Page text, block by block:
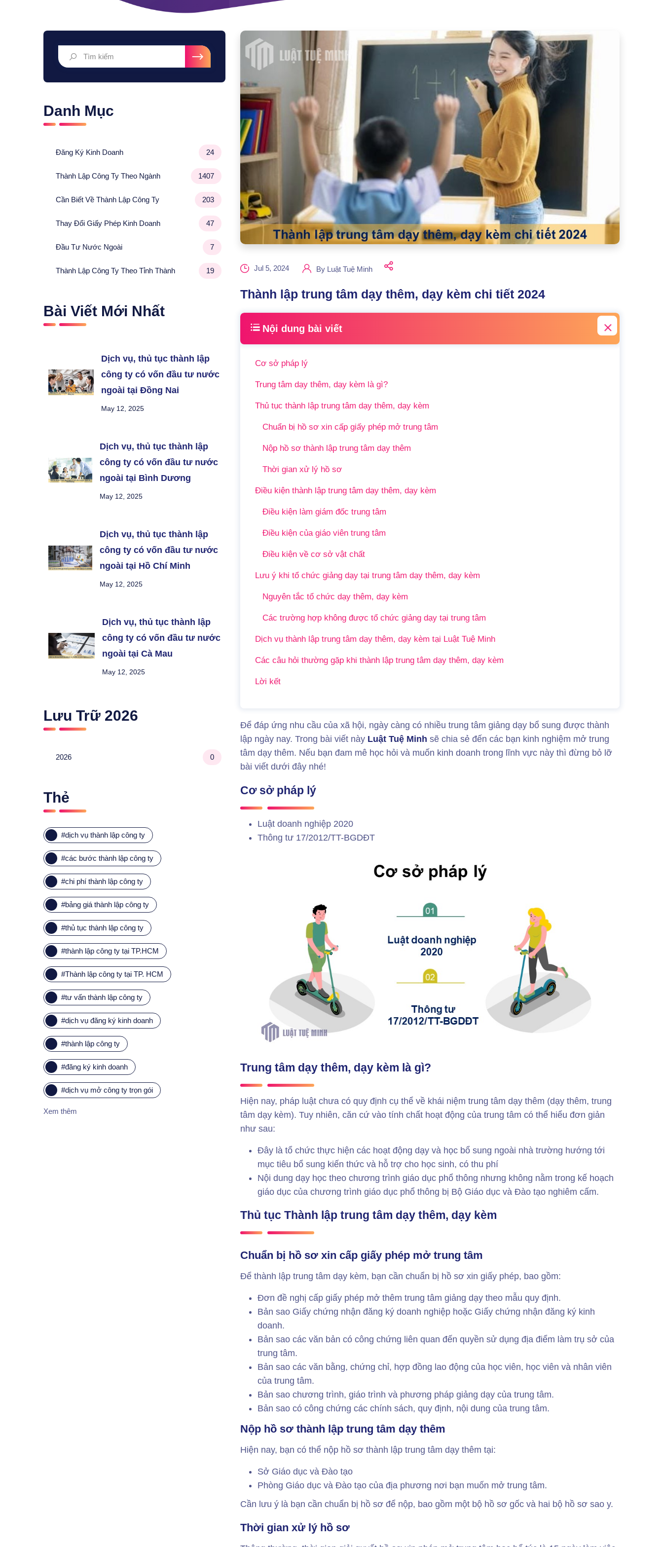
Danh Mục
Đăng Ký Kinh Doanh 24
Thành Lập Công Ty Theo Ngành 1407
Cần Biết Về Thành Lập Công Ty 203
Thay Đổi Giấy Phép Kinh Doanh 47
Đầu Tư Nước Ngoài 7
Thành Lập Công Ty Theo Tỉnh Thành 19
Bài Viết Mới Nhất
Dịch vụ, thủ tục thành lập
công ty có vốn đầu tư nước
ngoài tại Đồng Nai
May 12, 2025
Dịch vụ, thủ tục thành lập
công ty có vốn đầu tư nước
ngoài tại Bình Dương
May 12, 2025
Dịch vụ, thủ tục thành lập
công ty có vốn đầu tư nước
ngoài tại Hồ Chí Minh
May 12, 2025
Dịch vụ, thủ tục thành lập
công ty có vốn đầu tư nước
ngoài tại Cà Mau
May 12, 2025
Lưu Trữ 2026
2026 0
Thẻ
#dịch vụ thành lập công ty
#các bước thành lập công ty
#chi phí thành lập công ty
#bảng giá thành lập công ty
#thủ tục thành lập công ty
#thành lập công ty tại TP.HCM
#Thành lập công ty tại TP. HCM
#tư vấn thành lập công ty
#dịch vụ đăng ký kinh doanh
#thành lập công ty
#đăng ký kinh doanh
#dịch vụ mở công ty trọn gói
Xem thêm
Jul 5, 2024 By Luật Tuệ Minh
Thành lập trung tâm dạy thêm, dạy kèm chi tiết 2024
Nội dung bài viết
Cơ sở pháp lý
Trung tâm dạy thêm, dạy kèm là gì?
Thủ tục thành lập trung tâm dạy thêm, dạy kèm
Chuẩn bị hồ sơ xin cấp giấy phép mở trung tâm
Nộp hồ sơ thành lập trung tâm dạy thêm
Thời gian xử lý hồ sơ
Điều kiện thành lập trung tâm dạy thêm, dạy kèm
Điều kiện làm giám đốc trung tâm
Điều kiện của giáo viên trung tâm
Điều kiện về cơ sở vật chất
Lưu ý khi tổ chức giảng dạy tại trung tâm dạy thêm, dạy kèm
Nguyên tắc tổ chức dạy thêm, dạy kèm
Các trường hợp không được tổ chức giảng dạy tại trung tâm
Dịch vụ thành lập trung tâm dạy thêm, dạy kèm tại Luật Tuệ Minh
Các câu hỏi thường gặp khi thành lập trung tâm dạy thêm, dạy kèm
Lời kết
Để đáp ứng nhu cầu của xã hội, ngày càng có nhiều trung tâm giảng dạy bổ sung được thành
lập ngày nay. Trong bài viết này Luật Tuệ Minh sẽ chia sẻ đến các bạn kinh nghiệm mở trung
tâm dạy thêm. Nếu bạn đam mê học hỏi và muốn kinh doanh trong lĩnh vực này thì đừng bỏ lỡ
bài viết dưới đây nhé!
Cơ sở pháp lý
Luật doanh nghiệp 2020
Thông tư 17/2012/TT-BGDĐT
Trung tâm dạy thêm, dạy kèm là gì?
Hiện nay, pháp luật chưa có quy định cụ thể về khái niệm trung tâm dạy thêm (dạy thêm, trung
tâm dạy kèm). Tuy nhiên, căn cứ vào tính chất hoạt động của trung tâm có thể hiểu đơn giản
như sau:
Đây là tổ chức thực hiện các hoạt động dạy và học bổ sung ngoài nhà trường hướng tới
mục tiêu bổ sung kiến ​​thức và hỗ trợ cho học sinh, có thu phí
Nội dung dạy học theo chương trình giáo dục phổ thông nhưng không nằm trong kế hoạch
giáo dục của chương trình giáo dục phổ thông bị Bộ Giáo dục và Đào tạo nghiêm cấm.
Thủ tục Thành lập trung tâm dạy thêm, dạy kèm
Chuẩn bị hồ sơ xin cấp giấy phép mở trung tâm
Để thành lập trung tâm dạy kèm, bạn cần chuẩn bị hồ sơ xin giấy phép, bao gồm:
Đơn đề nghị cấp giấy phép mở thêm trung tâm giảng dạy theo mẫu quy định.
Bản sao Giấy chứng nhận đăng ký doanh nghiệp hoặc Giấy chứng nhận đăng ký kinh
doanh.
Bản sao các văn bản có công chứng liên quan đến quyền sử dụng địa điểm làm trụ sở của
trung tâm.
Bản sao các văn bằng, chứng chỉ, hợp đồng lao động của học viên, học viên và nhân viên
của trung tâm.
Bản sao chương trình, giáo trình và phương pháp giảng dạy của trung tâm.
Bản sao có công chứng các chính sách, quy định, nội dung của trung tâm.
Nộp hồ sơ thành lập trung tâm dạy thêm
Hiện nay, bạn có thể nộp hồ sơ thành lập trung tâm dạy thêm tại:
Sở Giáo dục và Đào tạo
Phòng Giáo dục và Đào tạo của địa phương nơi bạn muốn mở trung tâm.
Cần lưu ý là bạn cần chuẩn bị hồ sơ để nộp, bao gồm một bộ hồ sơ gốc và hai bộ hồ sơ sao y.
Thời gian xử lý hồ sơ